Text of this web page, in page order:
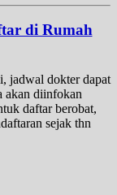
di Rumah
jadwal dokter dapat
akan diinfokan
daftar berobat,
sejak thn